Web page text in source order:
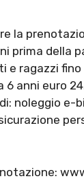
la
prima della
e ragazzi fino
6 anni euro
noleggio e-